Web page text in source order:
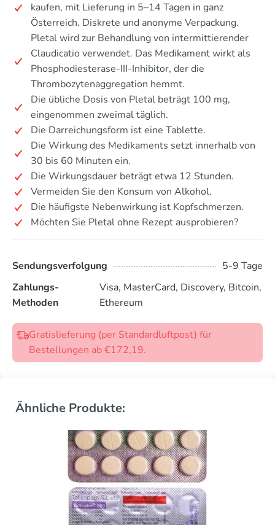
kaufen, mit Lieferung in 5–14 Tagen in ganz
Österreich. Diskrete und anonyme Verpackung.
Pletal wird zur Behandlung von intermittierender
Claudicatio verwendet. Das Medikament wirkt als
Phosphodiesterase-III-Inhibitor, der die
Thrombozytenaggregation hemmt.
Die übliche Dosis von Pletal beträgt 100 mg,
eingenommen zweimal täglich.
Die Darreichungsform ist eine Tablette.
Die Wirkung des Medikaments setzt innerhalb von
30 bis 60 Minuten ein.
Die Wirkungsdauer beträgt etwa 12 Stunden.
Vermeiden Sie den Konsum von Alkohol.
Die häufigste Nebenwirkung ist Kopfschmerzen.
Möchten Sie Pletal ohne Rezept ausprobieren?
Sendungsverfolgung
5-9 Tage
Zahlungs-
Methoden
Visa, MasterCard, Discovery, Bitcoin,
Ethereum
Gratislieferung (per Standardluftpost) für
Bestellungen ab €172,19.
Ähnliche Produkte: